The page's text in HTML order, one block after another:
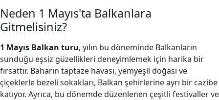
Neden 1 Mayıs'ta Balkanlara
Gitmelisiniz?
1 Mayıs Balkan turu, yılın bu döneminde Balkanların
sunduğu eşsiz güzellikleri deneyimlemek için harika bir
fırsattır. Baharın taptaze havası, yemyeşil doğası ve
çiçeklerle bezeli sokakları, Balkan şehirlerine ayrı bir cazibe
katıyor. Ayrıca, bu dönemde düzenlenen çeşitli festivaller ve